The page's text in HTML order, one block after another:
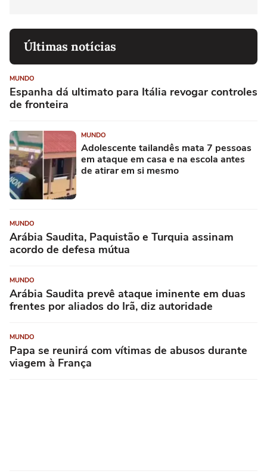
Últimas notícias
MUNDO
Espanha dá ultimato para Itália revogar controles
de fronteira
MUNDO
Adolescente tailandês mata 7 pessoas
em ataque em casa e na escola antes
de atirar em si mesmo
MUNDO
Arábia Saudita, Paquistão e Turquia assinam
acordo de defesa mútua
MUNDO
Arábia Saudita prevê ataque iminente em duas
frentes por aliados do Irã, diz autoridade
MUNDO
Papa se reunirá com vítimas de abusos durante
viagem à França